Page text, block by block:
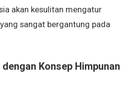
akan kesulitan mengatur
sangat bergantung pada
Konsep Himpunan